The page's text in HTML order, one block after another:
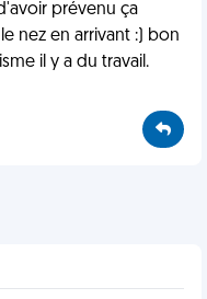
prévenu ça
nez en arrivant :) bon
il y a du travail.